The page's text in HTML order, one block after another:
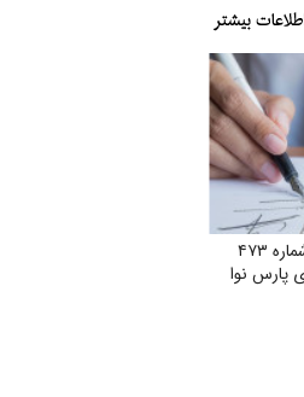
درخواست اجرای مصوبه شماره ۴۷۳
پارس نوا